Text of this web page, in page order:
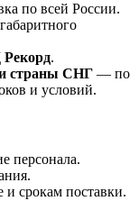
по всей России.
Рекорд.
и страны СНГ — по
и условий.
персонала.
срокам поставки.